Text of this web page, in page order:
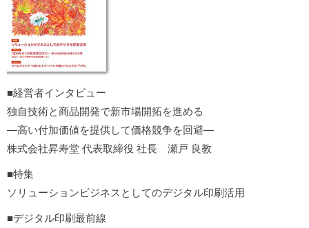
■経営者インタビュー
独自技術と商品開発で新市場開拓を進める
―高い付加価値を提供して価格競争を回避―
株式会社昇寿堂 代表取締役 社長 瀬戸 良教
■特集
ソリューションビジネスとしてのデジタル印刷活用
■デジタル印刷最前線